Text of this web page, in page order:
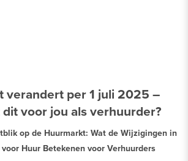
verandert per 1 juli 2025 –
voor jou als verhuurder?
op de Huurmarkt: Wat de Wijzigingen in
Huur Betekenen voor Verhuurders